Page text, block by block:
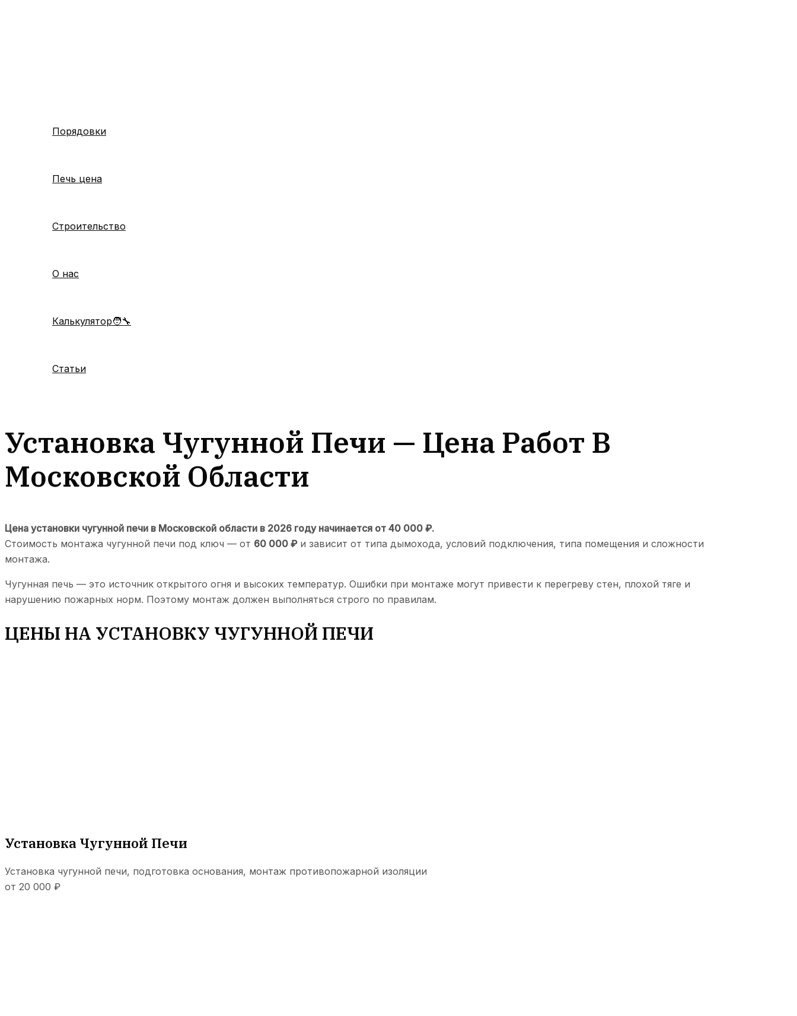
Порядовки
Печь цена
Строительство
О нас
Калькулятор🧑‍🔧
Статьи
Установка Чугунной Печи — Цена Работ В
Московской Области
Цена установки чугунной печи в Московской области в 2026 году начинается от 40 000 ₽.
Стоимость монтажа чугунной печи под ключ — от 60 000 ₽и зависит от типа дымохода, условий подключения, типа помещения и сложности
монтажа.
Чугунная печь — это источник открытого огня и высоких температур. Ошибки при монтаже могут привести к перегреву стен, плохой тяге и
нарушению пожарных норм. Поэтому монтаж должен выполняться строго по правилам.
ЦЕНЫ НА УСТАНОВКУ ЧУГУННОЙ ПЕЧИ
Установка Чугунной Печи
Установка чугунной печи, подготовка основания, монтаж противопожарной изоляции
от 20 000 ₽